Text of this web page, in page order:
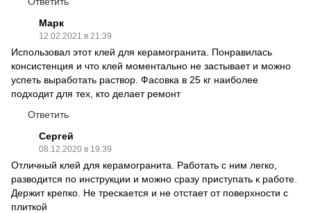
Марк
12.02.2021 в 21:39
Использовал этот клей для керамогранита. Понравилась
консистенция и что клей моментально не застывает и можно
успеть выработать раствор. Фасовка в 25 кг наиболее
подходит для тех, кто делает ремонт
Ответить
Сергей
08.12.2020 в 19:39
Отличный клей для керамогранита. Работать с ним легко,
разводится по инструкции и можно сразу приступать к работе.
Держит крепко. Не трескается и не отстает от поверхности с
плиткой